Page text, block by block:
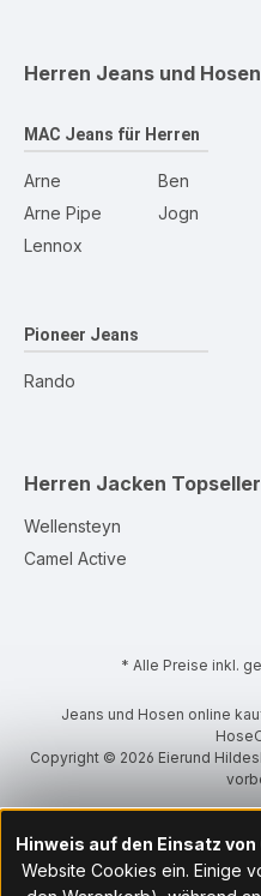
Herren Jeans und Hosen
MAC Jeans für Herren
Arne
Arne Pipe
Lennox
Ben
Jogn
Pioneer Jeans
Rando
Herren Jacken Topseller
Wellensteyn
Camel Active
* Alle Preise inkl.
Jeans und Hosen online
Copyright © 2026 Eierund
Hinweis auf den Einsatz von
Website Cookies ein. Einige